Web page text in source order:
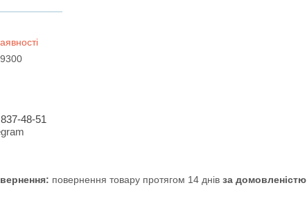
48-51
повернення товару протягом 14 днів за домовленістю